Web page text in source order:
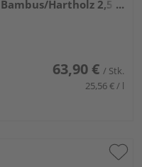
Bambus/Hartholz 2,5
63,90 € / Stk.
25,56 € / l